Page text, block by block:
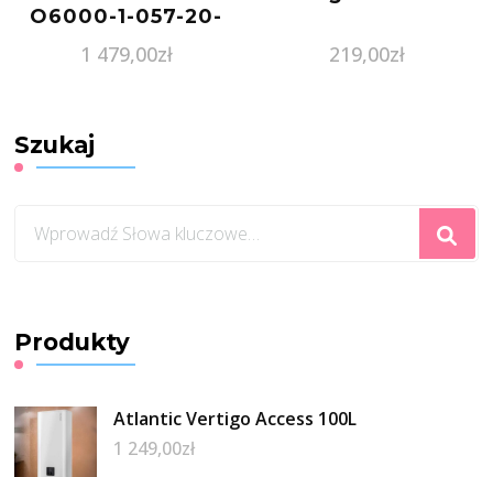
O6000-1-057-20-
1 479,00zł 219,00zł
Szukaj
czegoś?
Produkty
Atlantic Vertigo Access 100L
1 249,00zł